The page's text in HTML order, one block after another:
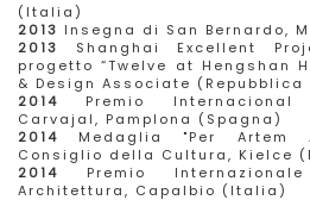
(Italia)
2013 Insegna di San Bernardo,
2013 Shanghai Excellent
progetto “Twelve at Hengshan
& Design Associate (Repubblica
2014 Premio
Carvajal, Pamplona (Spagna)
2014 Medaglia "Per Artem
Consiglio della Cultura, Kielce
2014 Premio
Architettura, Capalbio (Italia)